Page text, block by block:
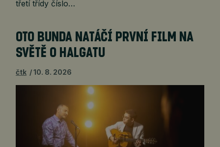
třetí třídy číslo…
OTO BUNDA NATÁČÍ PRVNÍ FILM NA
SVĚTĚ O HALGATU
čtk 10. 8. 2026